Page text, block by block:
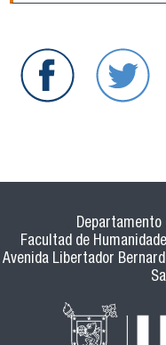
Facultad de
Avenida Libertador